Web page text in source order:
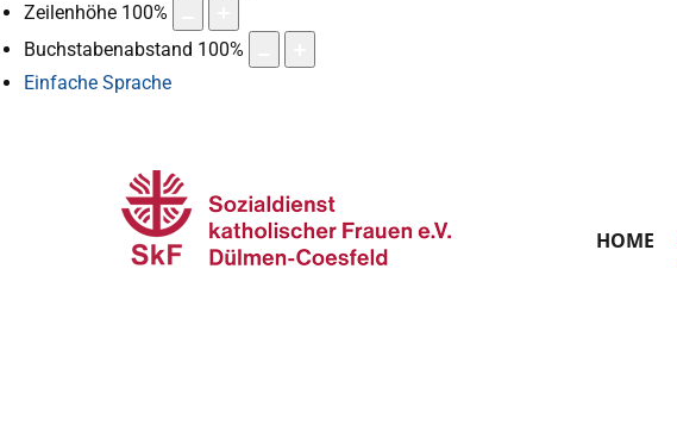
Zeilenhöhe 100%
Buchstabenabstand 100%
Einfache Sprache
HOME